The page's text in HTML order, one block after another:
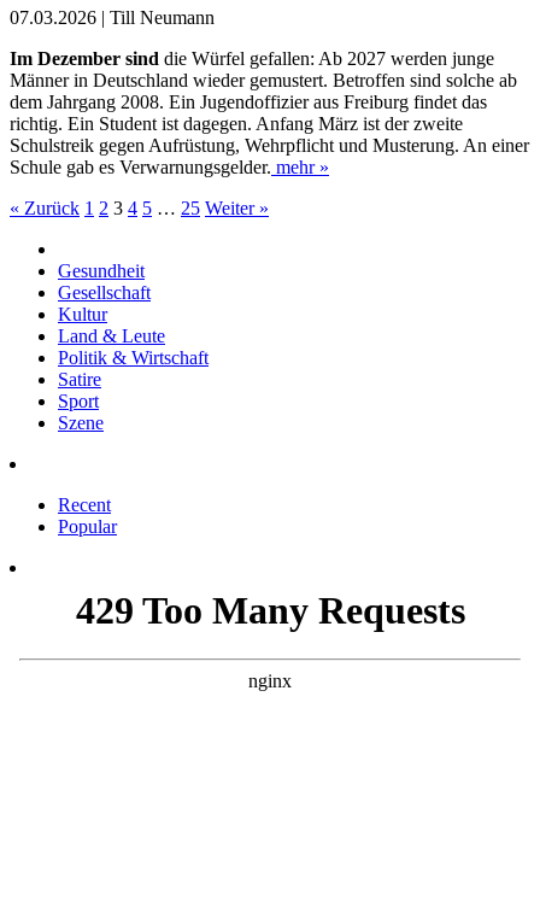
07.03.2026 | Till Neumann
Im Dezember sind die Würfel gefallen: Ab 2027 werden junge
Männer in Deutschland wieder gemustert. Betroffen sind solche ab
dem Jahrgang 2008. Ein Jugendoffizier aus Freiburg findet das
richtig. Ein Student ist dagegen. Anfang März ist der zweite
Schulstreik gegen Aufrüstung, Wehrpflicht und Musterung. An einer
Schule gab es Verwarnungsgelder. mehr »
« Zurück 1 2 3 4 5 … 25 Weiter »
Gesundheit
Gesellschaft
Kultur
Land & Leute
Politik & Wirtschaft
Satire
Sport
Szene
Recent
Popular